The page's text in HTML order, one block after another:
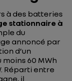
à des batteries
stationnaire à
du
annoncé par
d’un
60 MWh
Réparti entre
il